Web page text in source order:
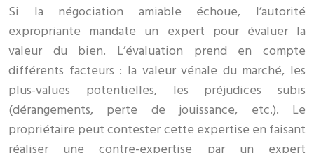
Si la négociation amiable échoue, l’autorité
expropriante mandate un expert pour évaluer la
valeur du bien. L’évaluation prend en compte
différents facteurs : la valeur vénale du marché, les
plus-values potentielles, les préjudices subis
(dérangements, perte de jouissance, etc.). Le
propriétaire peut contester cette expertise en faisant